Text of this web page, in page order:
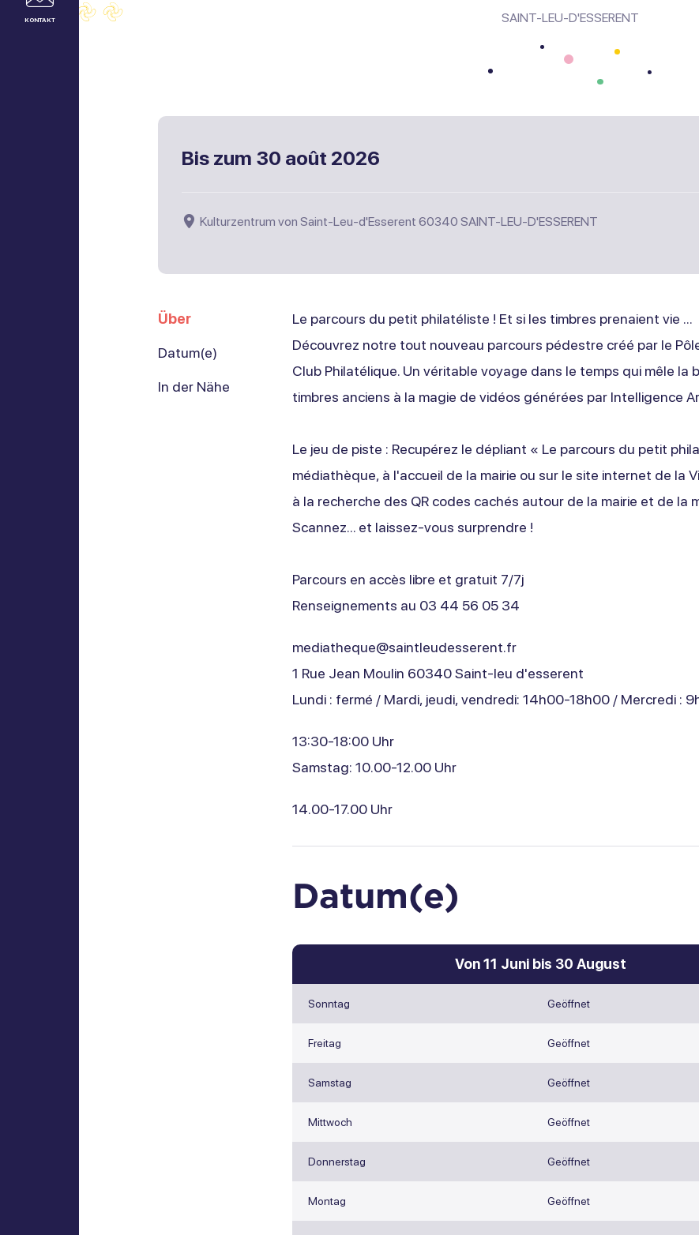
KONTAKT SAINT-LEU-D'ESSERENT
Bis zum 30 août 2026
Kulturzentrum von Saint-Leu-d'Esserent 60340 SAINT-LEU-D'ESSERENT
Über
Datum(e)
In der Nähe
Le parcours du petit philatéliste ! Et si les timbres prenaient vie ...
Découvrez notre tout nouveau parcours pédestre créé par le
Club Philatélique. Un véritable voyage dans le temps qui mêle la
timbres anciens à la magie de vidéos générées par Intelligence
Le jeu de piste : Recupérez le dépliant « Le parcours du petit
médiathèque, à l'accueil de la mairie ou sur le site internet de la
à la recherche des QR codes cachés autour de la mairie et de la
Scannez... et laissez-vous surprendre !
Parcours en accès libre et gratuit 7/7j
Renseignements au 03 44 56 05 34
mediatheque@saintleudesserent.fr
1 Rue Jean Moulin 60340 Saint-leu d'esserent
Lundi : fermé / Mardi, jeudi, vendredi: 14h00-18h00 / Mercredi :
13:30-18:00 Uhr
Samstag: 10.00-12.00 Uhr
14.00-17.00 Uhr
Datum(e)
Von 11 Juni bis 30 August
Sonntag Geöffnet
Freitag Geöffnet
Samstag Geöffnet
Mittwoch Geöffnet
Donnerstag Geöffnet
Montag Geöffnet